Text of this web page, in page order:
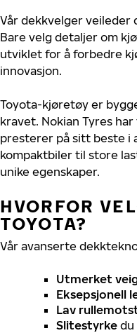
Vår dekkvelger veileder
Bare velg detaljer om
utviklet for å forbedre
innovasjon.
Toyota-kjøretøy er
kravet. Nokian Tyres
presterer på sitt beste i
kompaktbiler til store
unike egenskaper.
HVORFOR
TOYOTA?
Vår avanserte
Utmerket
Eksepsjonell
Lav
Slitestyrke du